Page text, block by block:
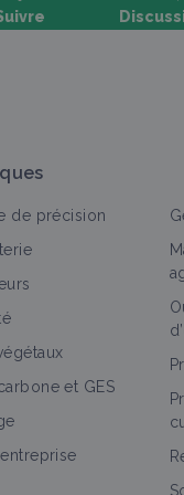
de cultures fleurs
abris
d'expérience
de précision
et GES